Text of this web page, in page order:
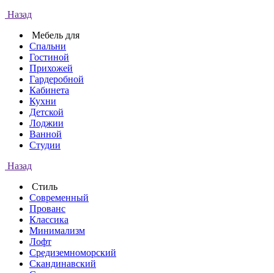
Назад
Мебель для
Спальни
Гостиной
Прихожей
Гардеробной
Кабинета
Кухни
Детской
Лоджии
Ванной
Студии
Назад
Стиль
Современный
Прованс
Классика
Минимализм
Лофт
Средиземноморский
Скандинавский